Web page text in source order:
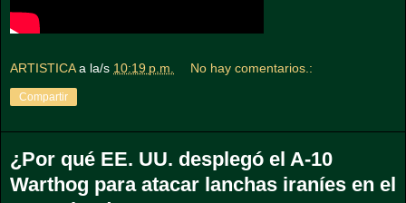
ARTISTICA a la/s 10:19 p.m. No hay comentarios.:
Compartir
¿Por qué EE. UU. desplegó el A-10
Warthog para atacar lanchas iraníes en el